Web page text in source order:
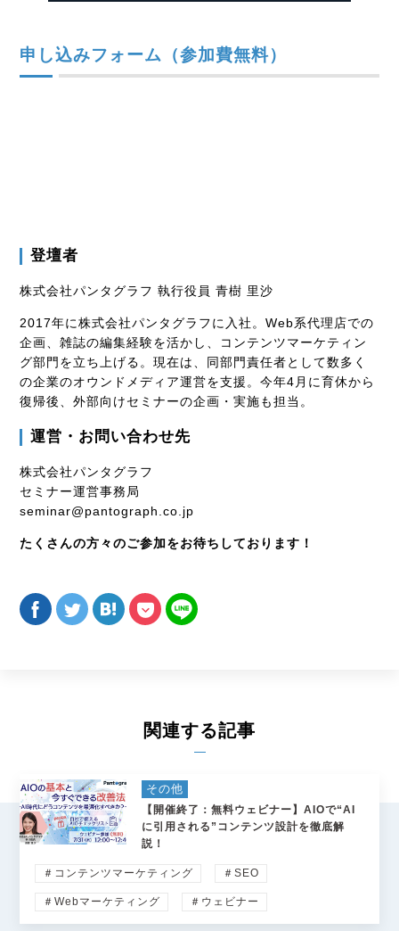
申し込みフォーム（参加費無料）
登壇者
株式会社パンタグラフ 執行役員 青樹 里沙
2017年に株式会社パンタグラフに入社。Web系代理店での
企画、雑誌の編集経験を活かし、コンテンツマーケティン
グ部門を立ち上げる。現在は、同部門責任者として数多く
の企業のオウンドメディア運営を支援。今年4月に育休から
復帰後、外部向けセミナーの企画・実施も担当。
運営・お問い合わせ先
株式会社パンタグラフ
セミナー運営事務局
seminar@pantograph.co.jp
たくさんの方々のご参加をお待ちしております！
関連する記事
その他
【開催終了：無料ウェビナー】AIOで“AI
に引用される”コンテンツ設計を徹底解
説！
＃コンテンツマーケティング ＃SEO
＃Webマーケティング ＃ウェビナー